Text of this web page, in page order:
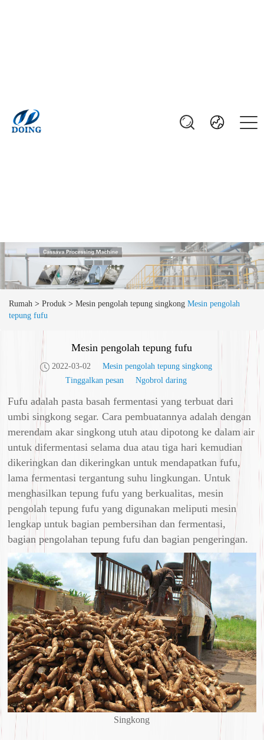
Rumah > Produk > Mesin pengolah tepung singkong Mesin pengolah
tepung fufu
Mesin pengolah tepung fufu
2022-03-02
Mesin pengolah tepung singkong
Tinggalkan pesan
Ngobrol daring
Fufu adalah pasta basah fermentasi yang terbuat dari
umbi singkong segar. Cara pembuatannya adalah dengan
merendam akar singkong utuh atau dipotong ke dalam air
untuk difermentasi selama dua atau tiga hari kemudian
dikeringkan dan dikeringkan untuk mendapatkan fufu,
lama fermentasi tergantung suhu lingkungan. Untuk
menghasilkan tepung fufu yang berkualitas, mesin
pengolah tepung fufu yang digunakan meliputi mesin
lengkap untuk bagian pembersihan dan fermentasi,
bagian pengolahan tepung fufu dan bagian pengeringan.
Singkong